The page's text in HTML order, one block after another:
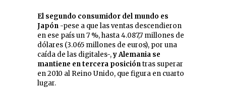
El segundo consumidor del mundo es
Japón -pese a que las ventas descendieron
en ese país un 7 %, hasta 4.087,7 millones de
dólares (3.065 millones de euros), por una
caída de las digitales-,y Alemania se
mantiene en tercera posicióntras superar
en 2010 al Reino Unido, que figura en cuarto
lugar.